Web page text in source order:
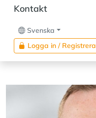
Kontakt
Svenska
Logga in / Registrera